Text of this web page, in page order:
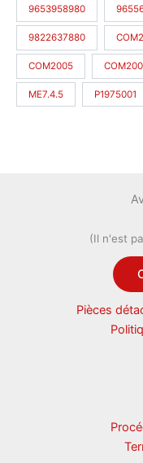
9653958980
9822637880
COM2005
ME7.4.5 P1975001
(Il n'est
Pièces